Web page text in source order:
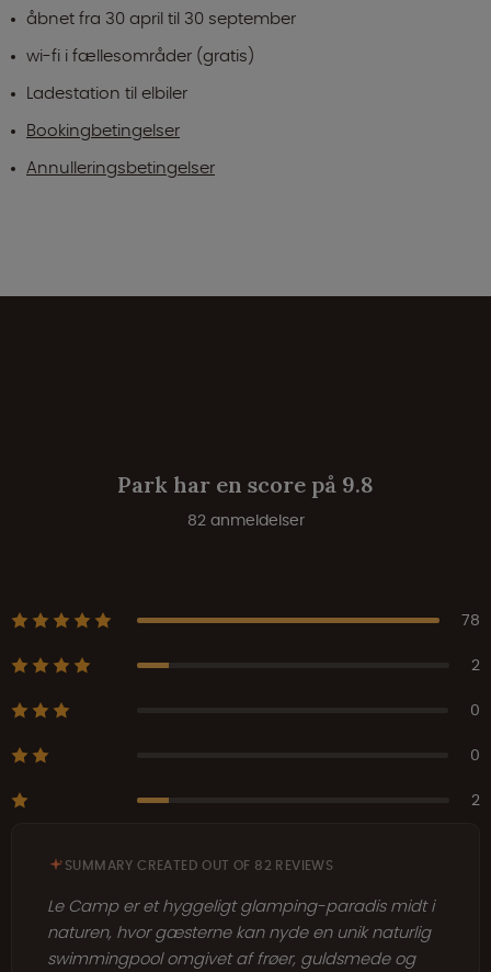
åbnet fra 30 april til 30 september
wi-fi i fællesområder (gratis)
Ladestation til elbiler
Bookingbetingelser
Annulleringsbetingelser
Park har en score på 9.8
82 anmeldelser
78
2
0
0
2
SUMMARY CREATED OUT OF 82 REVIEWS
Le Camp er et hyggeligt glamping-paradis midt i
naturen, hvor gæsterne kan nyde en unik naturlig
swimmingpool omgivet af frøer, guldsmede og